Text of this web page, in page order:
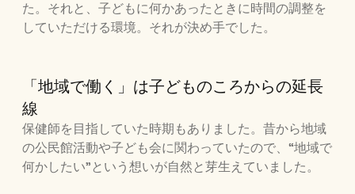
た。それと、子どもに何かあったときに時間の調整を
していただける環境。それが決め手でした。
「地域で働く」は子どものころからの延長
線
保健師を目指していた時期もありました。昔から地域
の公民館活動や子ども会に関わっていたので、“地域で
何かしたい”という想いが自然と芽生えていました。